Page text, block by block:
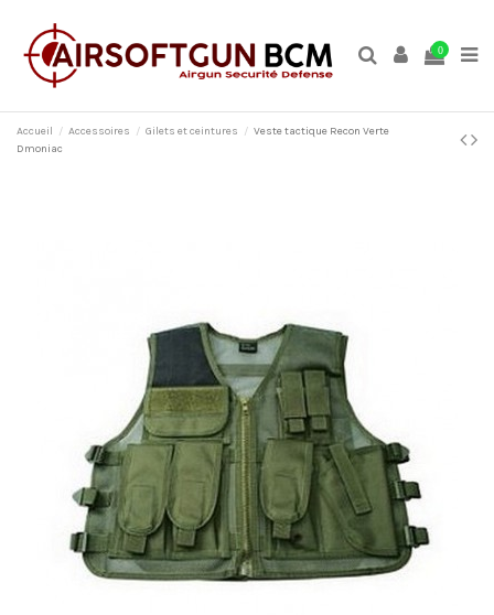
0
Accueil Accessoires Gilets et ceintures
Veste tactique Recon Verte
Dmoniac